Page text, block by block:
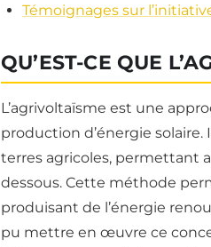
Témoignages sur
QU’EST-CE QUE
L’agrivoltaïsme est une
production d’énergie solaire.
terres agricoles, permettant
dessous. Cette méthode
produisant de l’énergie
pu mettre en œuvre ce